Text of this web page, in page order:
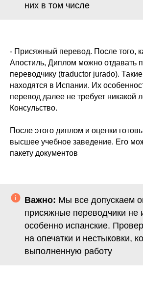
них в том числе
- Присяжный перевод. После того,
Апостиль, Диплом можно отдавать
переводчику (traductor jurado).
находятся в Испании. Их
перевод далее не требует никакой
Консульство.
После этого диплом и оценки
высшее учебное заведение. Его
пакету документов
Важно: Мы все допускаем
присяжные переводчики не
особенно испанские.
на опечатки и нестыковки,
выполненную работу